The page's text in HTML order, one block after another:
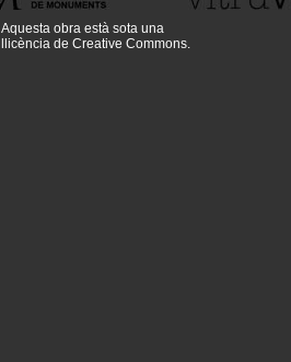
Aquesta obra està sota una
llicència de Creative Commons.